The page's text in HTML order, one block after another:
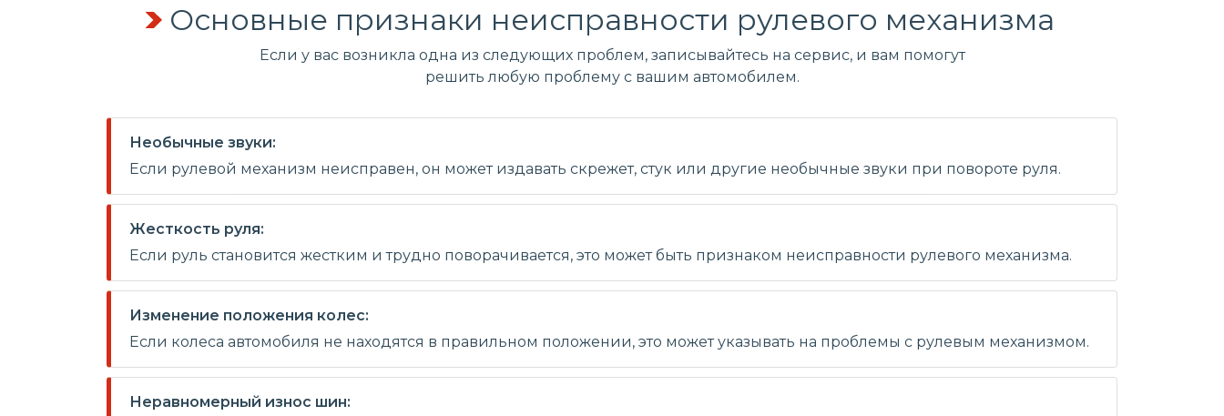
Основные признаки неисправности рулевого механизма
Если у вас возникла одна из следующих проблем, записывайтесь на сервис, и вам помогут
решить любую проблему с вашим автомобилем.
Необычные звуки:
Если рулевой механизм неисправен, он может издавать скрежет, стук или другие необычные звуки при повороте руля.
Жесткость руля:
Если руль становится жестким и трудно поворачивается, это может быть признаком неисправности рулевого механизма.
Изменение положения колес:
Если колеса автомобиля не находятся в правильном положении, это может указывать на проблемы с рулевым механизмом.
Неравномерный износ шин: